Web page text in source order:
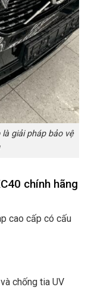
giải pháp bảo vệ
chính hãng
cao cấp có cấu
chống tia UV